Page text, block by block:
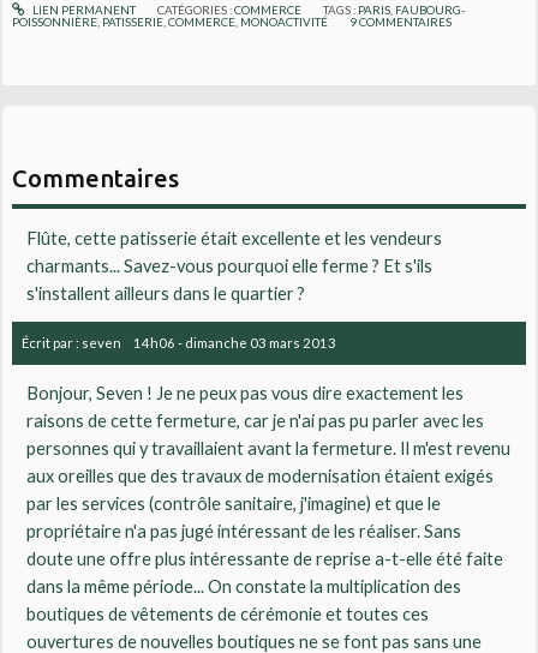
LIEN PERMANENT CATÉGORIES :COMMERCE TAGS : PARIS FAUBOURG-
POISSONNIÈRE PATISSERIE ,COMMERCE MONOACTIVITÉ 9COMMENTAIRES
Commentaires
Flûte, cette patisserie était excellente et les vendeurs
charmants... Savez-vous pourquoi elle ferme ? Et s'ils
s'installent ailleurs dans le quartier ?
Écrit par : seven 14h06 - dimanche 03 mars 2013
Bonjour, Seven ! Je ne peux pas vous dire exactement les
raisons de cette fermeture, car je n'ai pas pu parler avec les
personnes qui y travaillaient avant la fermeture. Il m'est revenu
aux oreilles que des travaux de modernisation étaient exigés
par les services (contrôle sanitaire, j'imagine) et que le
propriétaire n'a pas jugé intéressant de les réaliser. Sans
doute une offre plus intéressante de reprise a-t-elle été faite
dans la même période... On constate la multiplication des
boutiques de vêtements de cérémonie et toutes ces
ouvertures de nouvelles boutiques ne se font pas sans une